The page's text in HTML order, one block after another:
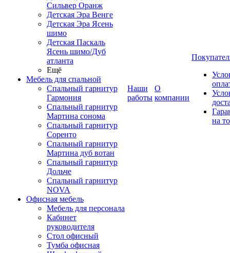
Сильвер Оранж
Детская Эра Венге
Детская Эра Ясень
шимо
Детская Паскаль
Ясень шимо/Дуб
атланта
Ещё
Мебель для спальной
Спальный гарнитур
Гармония
Спальный гарнитур
Мартина сонома
Спальный гарнитур
Соренто
Спальный гарнитур
Мартина дуб вотан
Спальный гарнитур
Дольче
Спальный гарнитур
NOVA
Офисная мебель
Мебель для персонала
Кабинет
руководителя
Стол офисный
Тумба офисная
Наши
работы
О
компании
на